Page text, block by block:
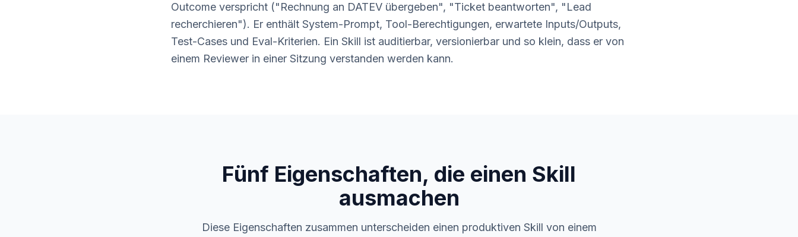
Outcome verspricht ("Rechnung an DATEV übergeben", "Ticket beantworten", "Lead
recherchieren"). Er enthält System-Prompt, Tool-Berechtigungen, erwartete Inputs/Outputs,
Test-Cases und Eval-Kriterien. Ein Skill ist auditierbar, versionierbar und so klein, dass er von
einem Reviewer in einer Sitzung verstanden werden kann.
Fünf Eigenschaften, die einen Skill
ausmachen
Diese Eigenschaften zusammen unterscheiden einen produktiven Skill von einem